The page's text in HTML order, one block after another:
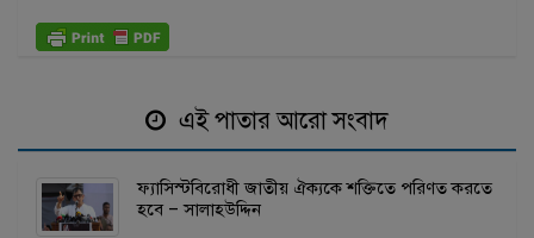
এই পাতার আরো সংবাদ
ফ্যাসিস্টবিরোধী জাতীয় ঐক্যকে শক্তিতে পরিণত করতে
হবে – সালাহউদ্দিন